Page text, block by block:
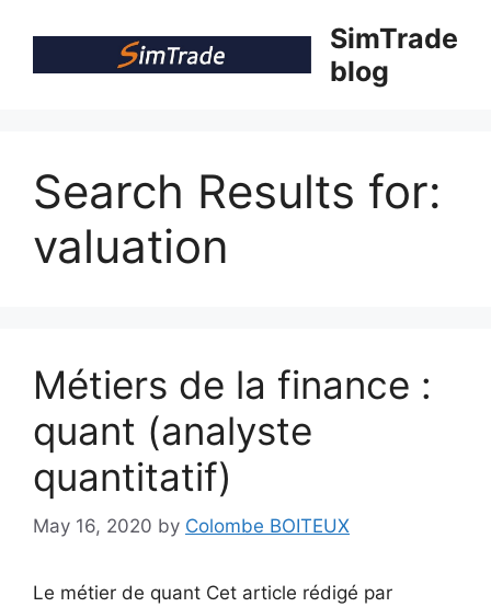
SimTrade
blog
Search Results for:
valuation
Métiers de la finance :
quant (analyste
quantitatif)
May 16, 2020 by Colombe BOITEUX
Le métier de quant Cet article rédigé par